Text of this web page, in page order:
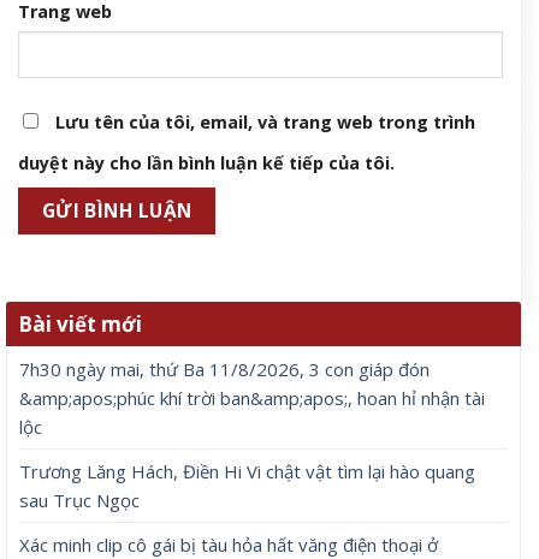
Trang web
Lưu tên của tôi, email, và trang web trong trình
duyệt này cho lần bình luận kế tiếp của tôi.
Bài viết mới
7h30 ngày mai, thứ Ba 11/8/2026, 3 con giáp đón
&amp;apos;phúc khí trời ban&amp;apos;, hoan hỉ nhận tài
lộc
Trương Lăng Hách, Điền Hi Vi chật vật tìm lại hào quang
sau Trục Ngọc
Xác minh clip cô gái bị tàu hỏa hất văng điện thoại ở